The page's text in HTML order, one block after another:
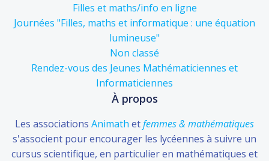
Filles et maths/info en ligne
Journées "Filles, maths et informatique : une équation
lumineuse"
Non classé
Rendez-vous des Jeunes Mathématiciennes et
Informaticiennes
À propos
Les associations Animath etfemmes & mathématiques
s'associent pour encourager les lycéennes à suivre un
cursus scientifique, en particulier en mathématiques et